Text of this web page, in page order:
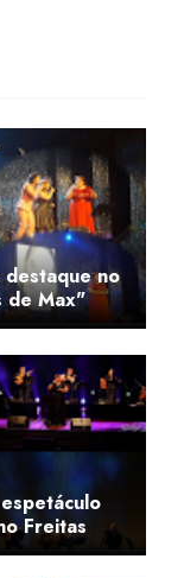
no
de Max"
Freitas